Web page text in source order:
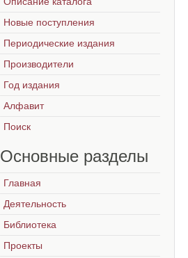
Новые поступления
Периодические издания
Производители
Год издания
Алфавит
Поиск
Основные разделы
Главная
Деятельность
Библиотека
Проекты